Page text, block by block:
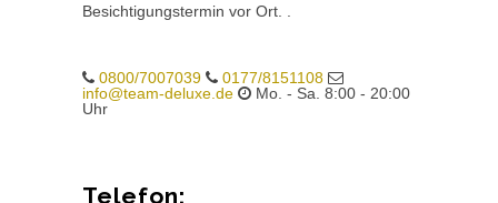
Besichtigungstermin vor Ort. .
0800/7007039
0177/8151108
info@team-deluxe.de
Mo. - Sa. 8:00 - 20:00
Uhr
Telefon: